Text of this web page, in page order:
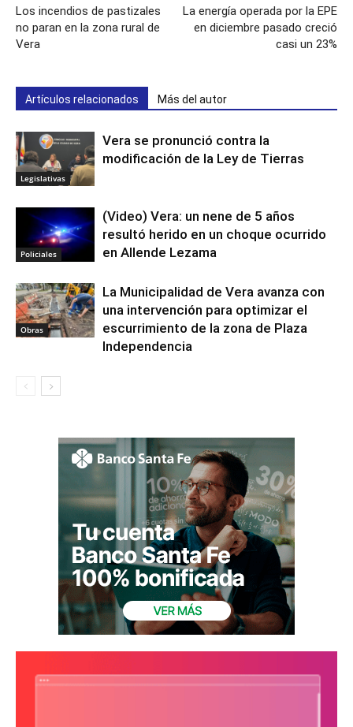
Los incendios de pastizales
no paran en la zona rural de
Vera
La energía operada por la EPE
en diciembre pasado creció
casi un 23%
Artículos relacionados Más del autor
Legislativas
Vera se pronunció contra la
modificación de la Ley de Tierras
Policiales
(Video) Vera: un nene de 5 años
resultó herido en un choque ocurrido
en Allende Lezama
Obras
La Municipalidad de Vera avanza con
una intervención para optimizar el
escurrimiento de la zona de Plaza
Independencia